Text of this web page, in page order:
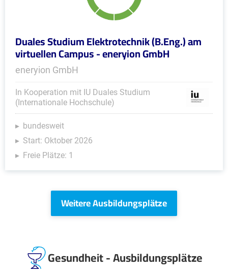
Duales Studium Elektrotechnik (B.Eng.) am
virtuellen Campus - eneryion GmbH
eneryion GmbH
In Kooperation mit IU Duales Studium
(Internationale Hochschule)
bundesweit
Start: Oktober 2026
Freie Plätze: 1
Weitere Ausbildungsplätze
Gesundheit - Ausbildungsplätze